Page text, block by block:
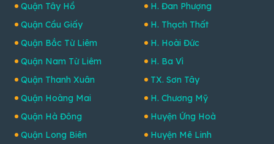
Quận Tây Hồ
Quận Cầu Giấy
Quận Bắc Từ Liêm
Quận Nam Từ Liêm
Quận Thanh Xuân
Quận Hoàng Mai
Quận Hà Đông
Quận Long Biên
H. Đan Phượng
H. Thạch Thất
H. Hoài Đức
H. Ba Vì
TX. Sơn Tây
H. Chương Mỹ
Huyện Ứng Hoà
Huyện Mê Linh